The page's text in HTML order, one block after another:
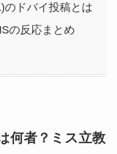
のドバイ投稿とは
の反応まとめ
何者？ミス立教